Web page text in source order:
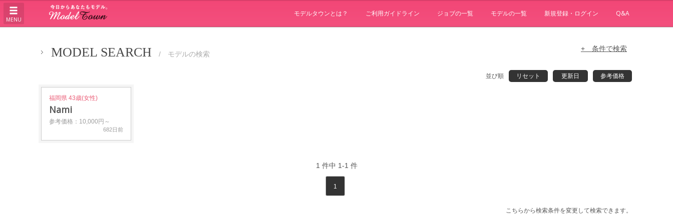
MENU
モデルタウンとは？ ご利用ガイドライン ジョブの一覧 モデルの一覧 新規登録・ログイン Q&A
MODEL SEARCH / モデルの検索
+ 条件で検索
並び順 リセット 更新日 参考価格
福岡県 43歳(女性)
Nami
参考価格：10,000円～
682日前
1 件中 1-1 件
1
こちらから検索条件を変更して検索できます。